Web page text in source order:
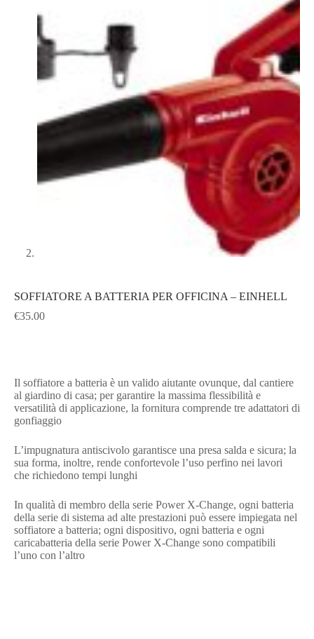
SOFFIATORE A BATTERIA PER OFFICINA – EINHELL
€35.00
Il soffiatore a batteria è un valido aiutante ovunque, dal cantiere
al giardino di casa; per garantire la massima flessibilità e
versatilità di applicazione, la fornitura comprende tre adattatori di
gonfiaggio
L’impugnatura antiscivolo garantisce una presa salda e sicura; la
sua forma, inoltre, rende confortevole l’uso perfino nei lavori
che richiedono tempi lunghi
In qualità di membro della serie Power X-Change, ogni batteria
della serie di sistema ad alte prestazioni può essere impiegata nel
soffiatore a batteria; ogni dispositivo, ogni batteria e ogni
caricabatteria della serie Power X-Change sono compatibili
l’uno con l’altro